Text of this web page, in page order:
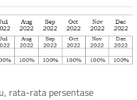
rata-rata persentase